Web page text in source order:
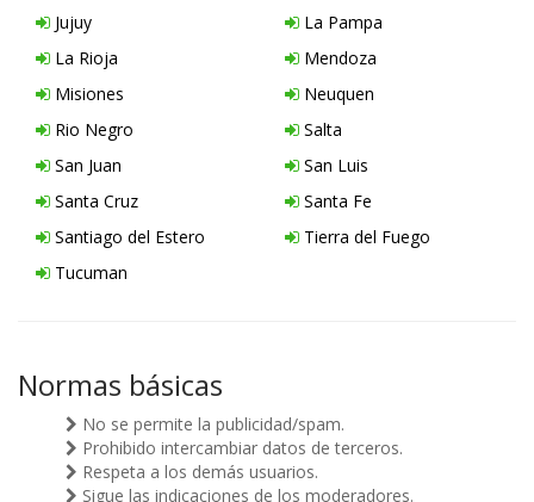
Jujuy
La Pampa
La Rioja
Mendoza
Misiones
Neuquen
Rio Negro
Salta
San Juan
San Luis
Santa Cruz
Santa Fe
Santiago del Estero
Tierra del Fuego
Tucuman
Normas básicas
No se permite la publicidad/spam.
Prohibido intercambiar datos de terceros.
Respeta a los demás usuarios.
Sigue las indicaciones de los moderadores.